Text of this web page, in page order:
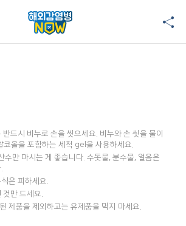
드시 비누로 손을 씻으세요. 비누와 손 씻을 물이
올을 포함하는 세척 gel을 사용하세요.
수만 마시는 게 좋습니다. 수돗물, 분수물, 얼음은
은 피하세요.
만 드세요.
제품을 제외하고는 유제품을 먹지 마세요.